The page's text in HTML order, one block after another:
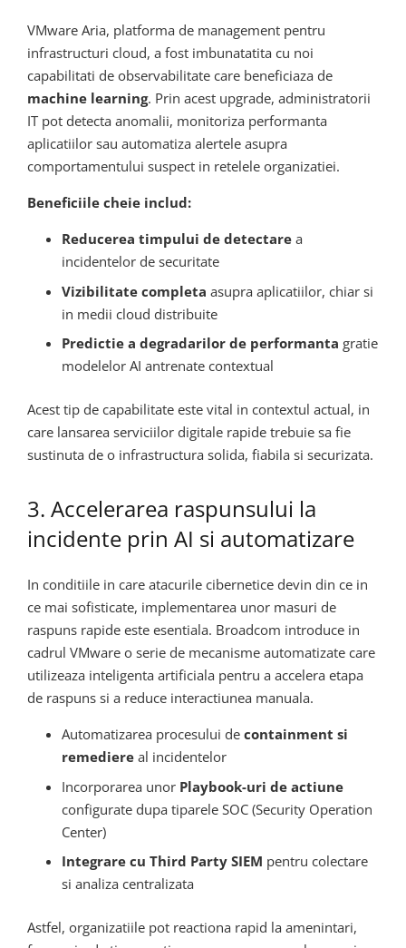
VMware Aria, platforma de management pentru
infrastructuri cloud, a fost imbunatatita cu noi
capabilitati de observabilitate care beneficiaza de
machine learning. Prin acest upgrade, administratorii
IT pot detecta anomalii, monitoriza performanta
aplicatiilor sau automatiza alertele asupra
comportamentului suspect in retelele organizatiei.
Beneficiile cheie includ:
Reducerea timpului de detectarea
incidentelor de securitate
Vizibilitate completa asupra aplicatiilor, chiar si
in medii cloud distribuite
Predictie a degradarilor de performanta gratie
modelelor AI antrenate contextual
Acest tip de capabilitate este vital in contextul actual, in
care lansarea serviciilor digitale rapide trebuie sa fie
sustinuta de o infrastructura solida, fiabila si securizata.
3. Accelerarea raspunsului la
incidente prin AI si automatizare
In conditiile in care atacurile cibernetice devin din ce in
ce mai sofisticate, implementarea unor masuri de
raspuns rapide este esentiala. Broadcom introduce in
cadrul VMware o serie de mecanisme automatizate care
utilizeaza inteligenta artificiala pentru a accelera etapa
de raspuns si a reduce interactiunea manuala.
Automatizarea procesului de containment si
remediereal incidentelor
Incorporarea unor Playbook-uri de actiune
configurate dupa tiparele SOC (Security Operation
Center)
Integrare cu Third Party SIEM pentru colectare
si analiza centralizata
Astfel, organizatiile pot reactiona rapid la amenintari,